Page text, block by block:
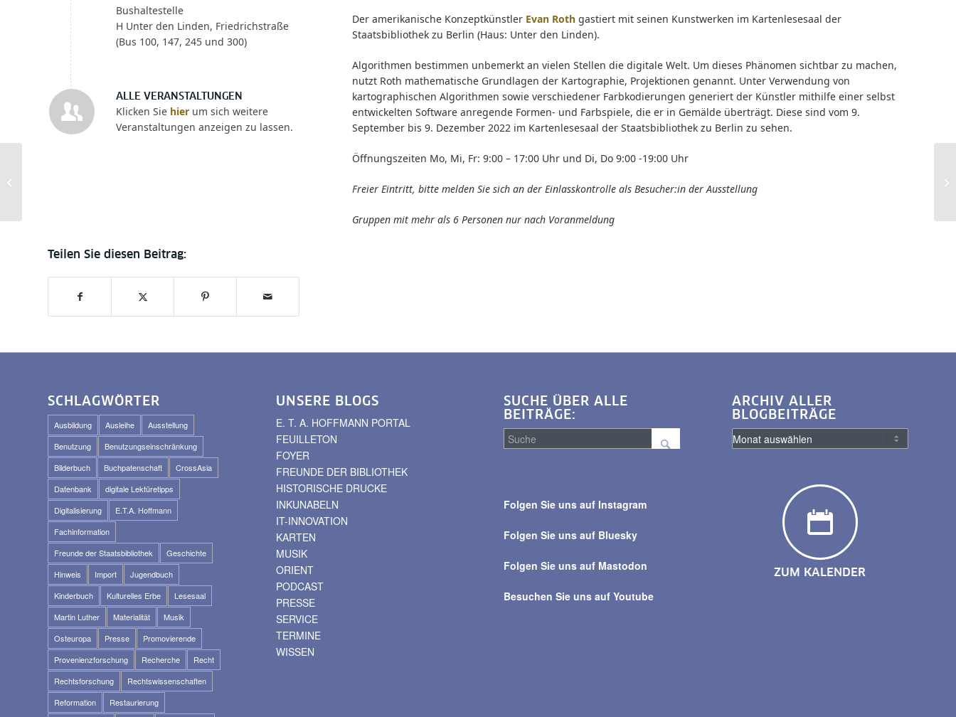
Bushaltestelle
H Unter den Linden, Friedrichstraße
(Bus 100, 147, 245 und 300)
ALLE VERANSTALTUNGEN
Klicken Sie hier um sich weitere
Veranstaltungen anzeigen zu lassen.
Der amerikanische Konzeptkünstler Evan Rothgastiert mit seinen Kunstwerken im Kartenlesesaal der
Staatsbibliothek zu Berlin (Haus: Unter den Linden).
Algorithmen bestimmen unbemerkt an vielen Stellen die digitale Welt. Um dieses Phänomen sichtbar zu machen,
nutzt Roth mathematische Grundlagen der Kartographie, Projektionen genannt. Unter Verwendung von
kartographischen Algorithmen sowie verschiedener Farbkodierungen generiert der Künstler mithilfe einer selbst
entwickelten Software anregende Formen- und Farbspiele, die er in Gemälde überträgt. Diese sind vom 9.
September bis 9. Dezember 2022 im Kartenlesesaal der Staatsbibliothek zu Berlin zu sehen.
Öffnungszeiten Mo, Mi, Fr: 9:00 – 17:00 Uhr und Di, Do 9:00 -19:00 Uhr
Freier Eintritt, bitte melden Sie sich an der Einlasskontrolle als Besucher:in der Ausstellung
Gruppen mit mehr als 6 Personen nur nach Voranmeldung
SCHLAGWÖRTER
Ausbildung Ausleihe
Ausstellung
Benutzung
Benutzungseinschränkung
Bilderbuch
Buchpatenschaft
CrossAsia
Datenbank
digitale Lektüretipps
Digitalisierung
E.T.A. Hoffmann
Fachinformation
Freunde der Staatsbibliothek
Geschichte
Hinweis
Import
Jugendbuch
Kinderbuch
Kulturelles Erbe
Lesesaal
Martin Luther
Materialität
Musik
Osteuropa
Presse
Promovierende
Provenienzforschung
Recherche
Recht
Rechtsforschung
Rechtswissenschaften
Reformation
Restaurierung
UNSERE BLOGS
E. T. A. HOFFMANN PORTAL
FEUILLETON
FOYER
FREUNDE DER BIBLIOTHEK
HISTORISCHE DRUCKE
INKUNABELN
IT-INNOVATION
KARTEN
MUSIK
ORIENT
PODCAST
PRESSE
SERVICE
TERMINE
WISSEN
SUCHE ÜBER ALLE
BEITRÄGE:
alle
Folgen Sie uns auf Instagram
Folgen Sie uns auf Bluesky
Folgen Sie uns auf Mastodon
Besuchen Sie uns auf Youtube
ARCHIV ALLER
BLOGBEITRÄGE
ZUM KALENDER